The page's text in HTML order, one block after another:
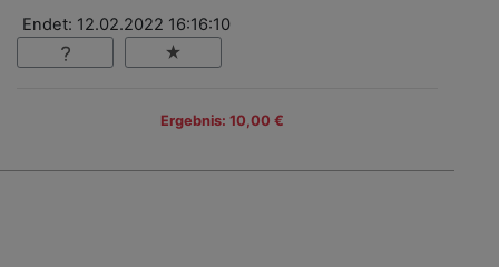
Endet: 12.02.2022 16:16:10
Ergebnis: 10,00 €